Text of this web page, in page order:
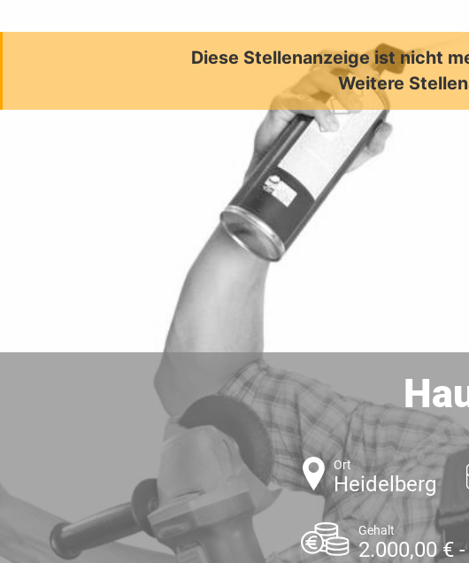
Diese Stellenanzeige ist nicht
Weitere
Ort
Heidelberg
Gehalt
2.000,00 €